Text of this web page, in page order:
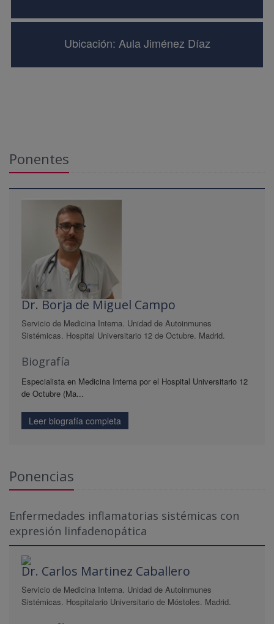
Ubicación: Aula Jiménez Díaz
Ponentes
Dr. Borja de Miguel Campo
Servicio de Medicina Interna. Unidad de Autoinmunes
Sistémicas. Hospital Universitario 12 de Octubre. Madrid.
Biografía
Especialista en Medicina Interna por el Hospital Universitario 12
de Octubre (Ma...
Leer biografía completa
Ponencias
Enfermedades inflamatorias sistémicas con
expresión linfadenopática
Dr. Carlos Martinez Caballero
Servicio de Medicina Interna. Unidad de Autoinmunes
Sistémicas. Hospitalario Universitario de Móstoles. Madrid.